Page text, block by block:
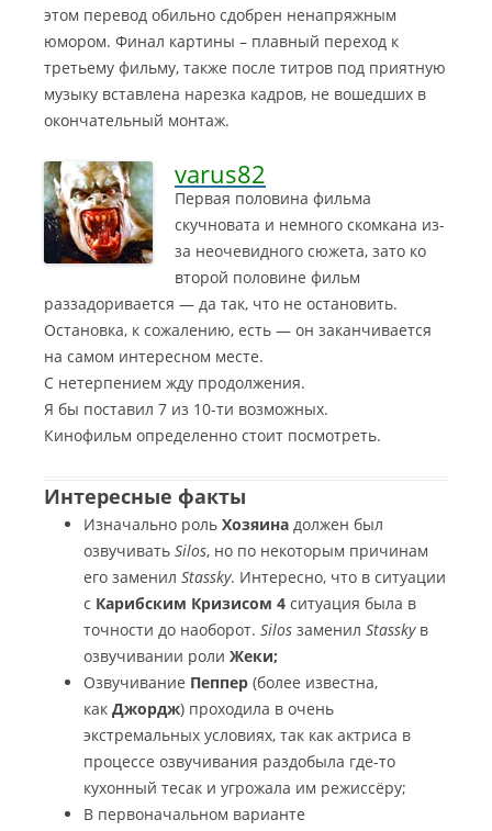
этом перевод обильно сдобрен ненапряжным
юмором. Финал картины – плавный переход к
третьему фильму, также после титров под приятную
музыку вставлена нарезка кадров, не вошедших в
окончательный монтаж.
varus82
Первая половина фильма
скучновата и немного скомкана из-
за неочевидного сюжета, зато ко
второй половине фильм
раззадоривается — да так, что не остановить.
Остановка, к сожалению, есть — он заканчивается
на самом интересном месте.
С нетерпением жду продолжения.
Я бы поставил 7 из 10-ти возможных.
Кинофильм определенно стоит посмотреть.
Интересные факты
Изначально роль Хозяина должен был
озвучивать Silos, но по некоторым причинам
его заменил Stassky. Интересно, что в ситуации
с Карибским Кризисом 4 ситуация была в
точности до наоборот. Silos заменил Stasskyв
озвучивании роли Жеки;
Озвучивание Пеппер (более известна,
как Джордж) проходила в очень
экстремальных условиях, так как актриса в
процессе озвучивания раздобыла где-то
кухонный тесак и угрожала им режиссёру;
В первоначальном варианте